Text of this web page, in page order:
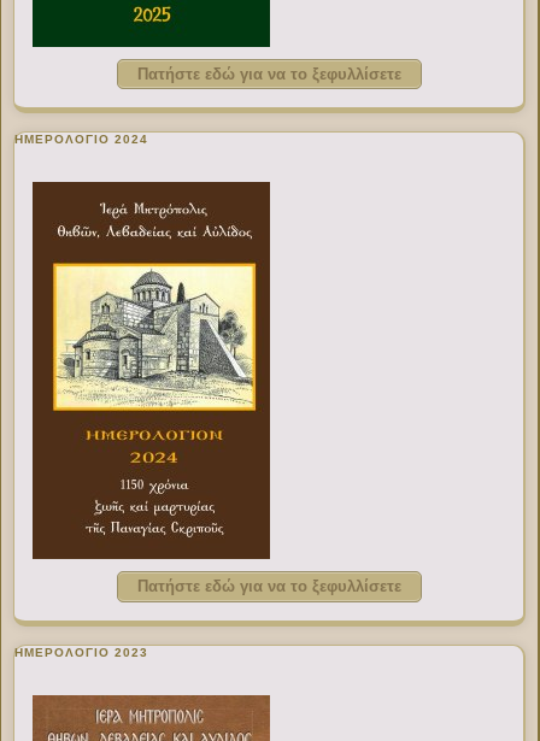
Πατήστε εδώ για να το ξεφυλλίσετε
ΗΜΕΡΟΛΟΓΙΟ 2024
Πατήστε εδώ για να το ξεφυλλίσετε
ΗΜΕΡΟΛΟΓΙΟ 2023